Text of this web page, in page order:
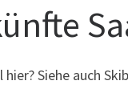
Siehe auch